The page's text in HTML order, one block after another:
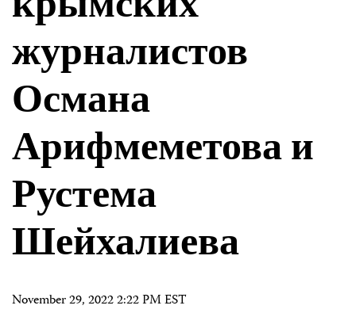
журналистов
Османа
Арифмеметова и
Рустема
Шейхалиева
November 29, 2022 2:22 PM EST